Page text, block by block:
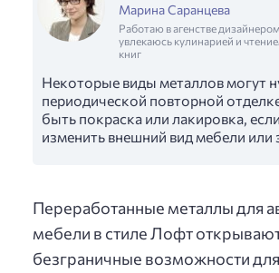
Марина Саранцева
Работаю в агенстве
увлекаюсь кулинарией и
книг
Некоторые виды металлов могут
периодической повторной
быть покраска или лакировка,
изменить внешний вид мебели или
Переработанные металлы для
мебели в стиле Лофт
безграничные возможности для